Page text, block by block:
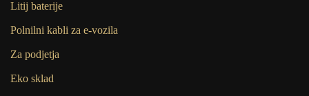
Litij baterije
Polnilni kabli za e-vozila
Za podjetja
Eko sklad